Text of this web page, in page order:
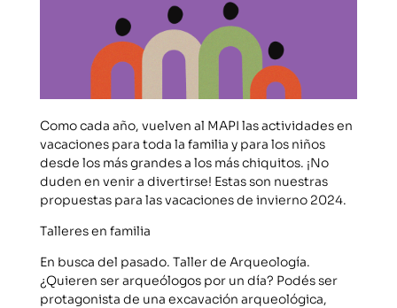
Como cada año, vuelven al MAPI las actividades en
vacaciones para toda la familia y para los niños
desde los más grandes a los más chiquitos. ¡No
duden en venir a divertirse! Estas son nuestras
propuestas para las vacaciones de invierno 2024.
Talleres en familia
En busca del pasado. Taller de Arqueología.
¿Quieren ser arqueólogos por un día? Podés ser
protagonista de una excavación arqueológica,